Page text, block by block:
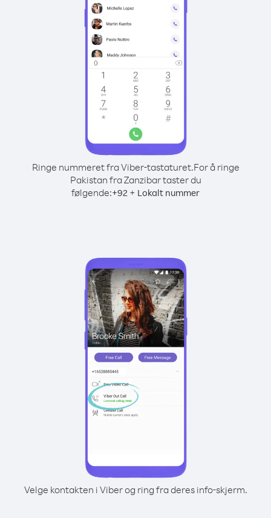
Ringe nummeret fra Viber-tastaturet.For å ringe
Pakistan fra Zanzibar taster du
følgende:+92 + Lokalt nummer
Velge kontakten i Viber og ring fra deres info-skjerm.